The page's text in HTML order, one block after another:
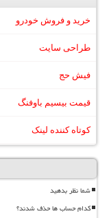
خرید و فروش خودرو
طراحی سایت
فیش حج
قیمت بیسیم باوفنگ
کوتاه کننده لینک
شما نظر بدهید
کدام حساب ها حذف شدند؟